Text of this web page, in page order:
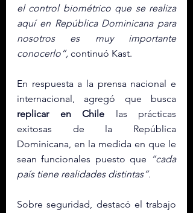
el control biométrico que se realiza
aquí en República Dominicana para
nosotros es muy importante
conocerlo”, continuó Kast.
En respuesta a la prensa nacional e
replicar en Chile las prácticas
exitosas de la República
Dominicana, en la medida en que le
sean funcionales puesto que “cada
país tiene realidades distintas”.
Sobre seguridad, destacó el trabajo